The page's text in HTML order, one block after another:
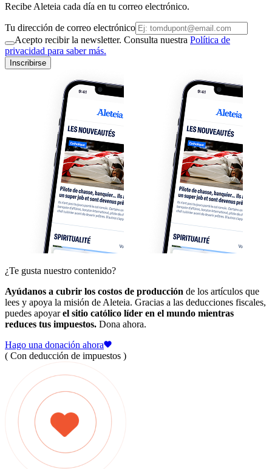
Recibe Aleteia cada día en tu correo electrónico.
Tu dirección de correo electrónico
Acepto recibir la newsletter. Consulta nuestra Política de
privacidad para saber más.
Inscribirse
¿Te gusta nuestro contenido?
Ayúdanos a cubrir los costos de producción de los artículos que
lees y apoya la misión de Aleteia. Gracias a las deducciones fiscales,
puedes apoyarel sitio católico líder en el mundo mientras
reduces tus impuestos. Dona ahora.
Hago una donación ahora
( Con deducción de impuestos )